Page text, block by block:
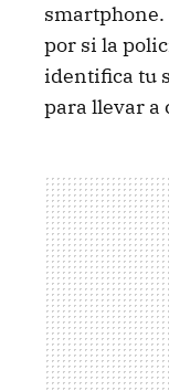
smartphone.
por si la
identifica tu
para llevar a